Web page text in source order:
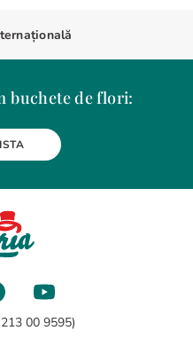
buchete de flori:
Mare
Brasov
Odorheiu Secuiesc
Popesti-Leordeni
00 9595)